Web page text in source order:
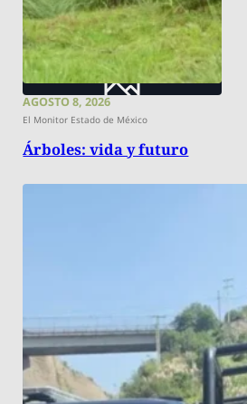
AGOSTO 8, 2026
El Monitor Estado de México
Árboles: vida y futuro